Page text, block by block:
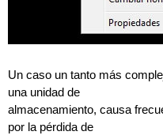
Un caso un tanto más
una unidad de
almacenamiento, causa
por la pérdida de